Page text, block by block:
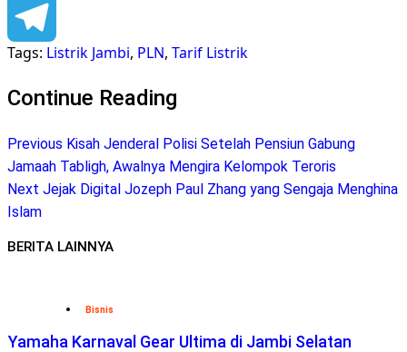
Facebook
Telegram
Tags: Listrik Jambi, PLN, Tarif Listrik
Continue Reading
Previous Kisah Jenderal Polisi Setelah Pensiun Gabung
Jamaah Tabligh, Awalnya Mengira Kelompok Teroris
Next Jejak Digital Jozeph Paul Zhang yang Sengaja Menghina
Islam
BERITA LAINNYA
Bisnis
Yamaha Karnaval Gear Ultima di Jambi Selatan